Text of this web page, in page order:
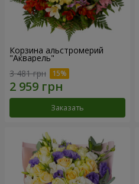
Корзина альстромерий
"Акварель"
3 481 грн
Заказать